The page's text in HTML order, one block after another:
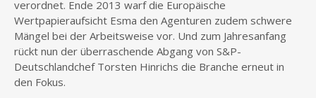
verordnet. Ende 2013 warf die Europäische
Wertpapieraufsicht Esma den Agenturen zudem schwere
Mängel bei der Arbeitsweise vor. Und zum Jahresanfang
rückt nun der überraschende Abgang von S&P-
Deutschlandchef Torsten Hinrichs die Branche erneut in
den Fokus.